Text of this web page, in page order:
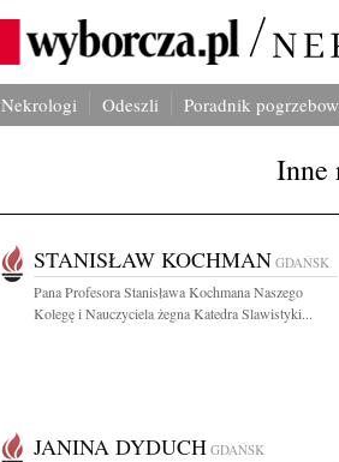
Nekrologi Odeszli Poradnik
Inne
STANISŁAW KOCHMAN GDAŃSK
Pana Profesora Stanisława Kochmana Naszego
Kolegę i Nauczyciela żegna Katedra Slawistyki...
JANINA DYDUCH GDAŃSK